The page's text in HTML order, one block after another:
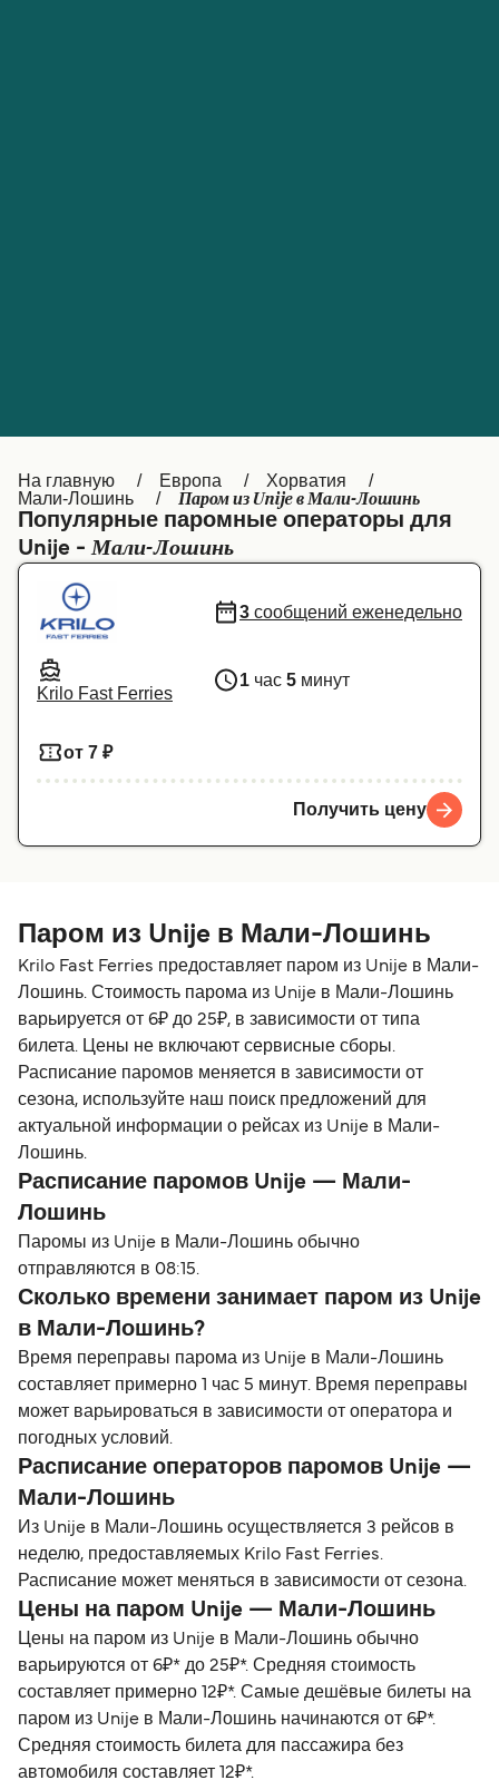
Italia Canada (FR)
Canada België (NL)
Ελλάδα Belgique (FR)
Polska Deutschland
Україна
المغرب
На главную Европа
Хорватия
Мали-Лошинь
Паром из Unije в Мали-Лошинь
Популярные паромные операторы для
Unije -Мали-Лошинь
Krilo Fast Ferries
3 сообщений еженедельно
1 час 5 минут
от 7 ₽
Получить цену
Паром из Unije в Мали-Лошинь
Krilo Fast Ferries предоставляет паром из Unije в Мали-
Лошинь. Стоимость парома из Unije в Мали-Лошинь
варьируется от 6₽ до 25₽, в зависимости от типа
билета. Цены не включают сервисные сборы.
Расписание паромов меняется в зависимости от
сезона, используйте наш поиск предложений для
актуальной информации о рейсах из Unije в Мали-
Лошинь.
Расписание паромов Unije — Мали-
Лошинь
Паромы из Unije в Мали-Лошинь обычно
отправляются в 08:15.
Сколько времени занимает паром из Unije
в Мали-Лошинь?
Время переправы парома из Unije в Мали-Лошинь
составляет примерно 1 час 5 минут. Время переправы
может варьироваться в зависимости от оператора и
погодных условий.
Расписание операторов паромов Unije —
Мали-Лошинь
Из Unije в Мали-Лошинь осуществляется 3 рейсов в
неделю, предоставляемых Krilo Fast Ferries.
Расписание может меняться в зависимости от сезона.
Цены на паром Unije — Мали-Лошинь
Цены на паром из Unije в Мали-Лошинь обычно
варьируются от 6₽* до 25₽*. Средняя стоимость
составляет примерно 12₽*. Самые дешёвые билеты на
паром из Unije в Мали-Лошинь начинаются от 6₽*.
Средняя стоимость билета для пассажира без
автомобиля составляет 12₽*.